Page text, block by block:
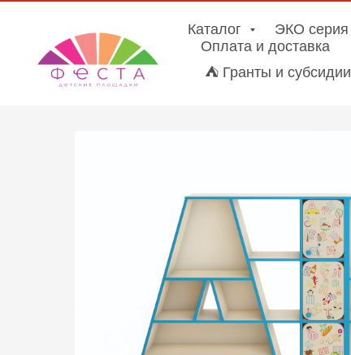
Каталог ЭКО серия
Оплата и доставка
⛺ Гранты и субсидии